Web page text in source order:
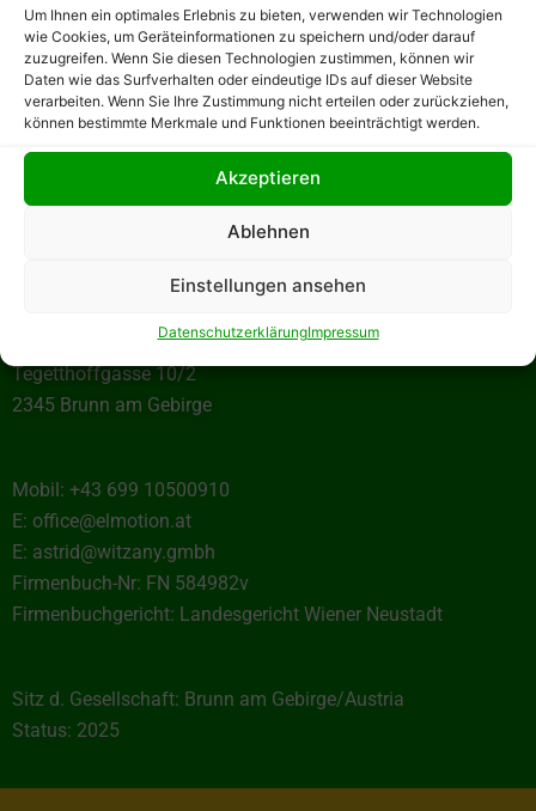
Um Ihnen ein optimales Erlebnis zu bieten, verwenden wir Technologien
wie Cookies, um Geräteinformationen zu speichern und/oder darauf
zuzugreifen. Wenn Sie diesen Technologien zustimmen, können wir
Daten wie das Surfverhalten oder eindeutige IDs auf dieser Website
verarbeiten. Wenn Sie Ihre Zustimmung nicht erteilen oder zurückziehen,
können bestimmte Merkmale und Funktionen beeinträchtigt werden.
Akzeptieren
Ablehnen
Einstellungen ansehen
DatenschutzerklärungImpressum
Projektteam EL-MOTION
Tegetthoffgasse 10/2
2345 Brunn am Gebirge
Mobil: +43 699 10500910
E: office@elmotion.at
E: astrid@witzany.gmbh
Firmenbuch-Nr: FN 584982v
Firmenbuchgericht: Landesgericht Wiener Neustadt
Sitz d. Gesellschaft: Brunn am Gebirge/Austria
Status: 2025